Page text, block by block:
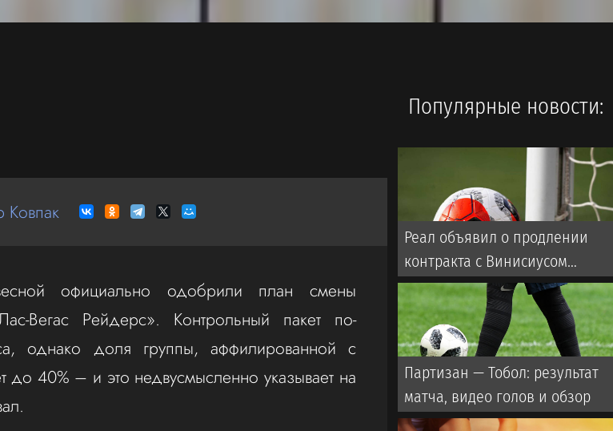
Ковпак
официально одобрили план смены
Вегас Рейдерс». Контрольный пакет по-
однако доля группы, аффилированной с
40% – и это недвусмысленно указывает на
Популярные новости:
Реал объявил о продлении
контракта с Винисиусом
(ВИДЕО)
Партизан — Тобол: результат
матча, видео голов и обзор